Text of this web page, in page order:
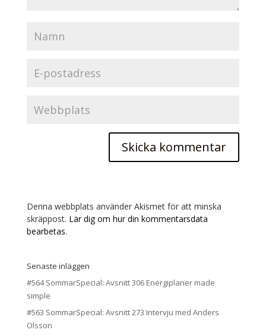
Denna webbplats använder Akismet för att minska
skräppost. Lär dig om hur din kommentarsdata
bearbetas.
Senaste inläggen
#564 SommarSpecial: Avsnitt 306 Energiplaner made
simple
#563 SommarSpecial: Avsnitt 273 Intervju med Anders
Olsson